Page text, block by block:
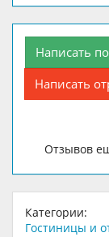
Написать
Написать
Отзывов
Категории:
Гостиницы и